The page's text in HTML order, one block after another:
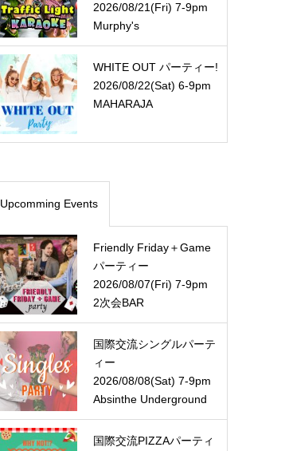
2026/08/21(Fri) 7-9pm
Murphy's
WHITE OUT パーティー!
2026/08/22(Sat) 6-9pm
MAHARAJA
Upcomming Events
Friendly Friday＋Game
パーティー
2026/08/07(Fri) 7-9pm
2次会BAR
国際交流シングルパーテ
ィー
2026/08/08(Sat) 7-9pm
Absinthe Underground
国際交流PIZZAパーティ